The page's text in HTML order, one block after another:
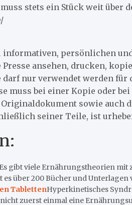
stets ein Stück weit über
informativen, persönlichen
ansehen, drucken,
darf nur verwendet werden
muss bei einer Kopie oder
sowie auch
seiner Teile, ist
Es gibt viele Ernährungstheorien mit
über 200 Bücher und
TablettenHyperkinetisches
zuerst einmal eine